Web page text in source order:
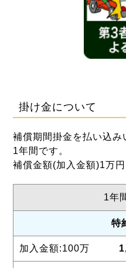
掛け金について
補償期間掛金を払い込
1年間です。
補償金額(加入金額)1万
1年
特